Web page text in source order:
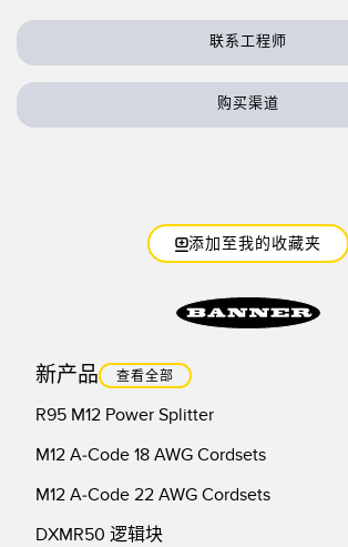
联系工程师
购买渠道
添加至我的收藏夹
新产品 查看全部
R95 M12 Power Splitter
M12 A-Code 18 AWG Cordsets
M12 A-Code 22 AWG Cordsets
DXMR50 逻辑块